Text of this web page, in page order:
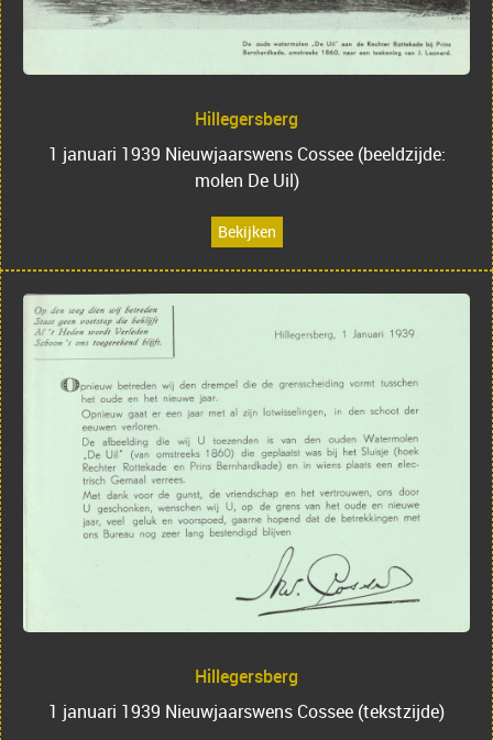
Hillegersberg
1 januari 1939 Nieuwjaarswens Cossee (beeldzijde:
molen De Uil)
Bekijken
Hillegersberg
1 januari 1939 Nieuwjaarswens Cossee (tekstzijde)